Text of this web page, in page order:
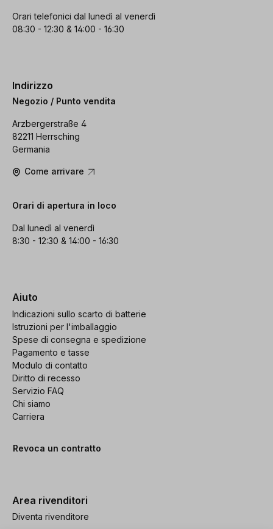
Orari telefonici dal lunedì al venerdì
08:30 - 12:30 & 14:00 - 16:30
Indirizzo
Negozio / Punto vendita
Arzbergerstraße 4
82211 Herrsching
Germania
Come arrivare
Orari di apertura in loco
Dal lunedì al venerdì
8:30 - 12:30 & 14:00 - 16:30
Aiuto
Indicazioni sullo scarto di batterie
Istruzioni per l'imballaggio
Spese di consegna e spedizione
Pagamento e tasse
Modulo di contatto
Diritto di recesso
Servizio FAQ
Chi siamo
Carriera
Revoca un contratto
Area rivenditori
Diventa rivenditore